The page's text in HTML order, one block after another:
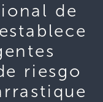
de
riesgo